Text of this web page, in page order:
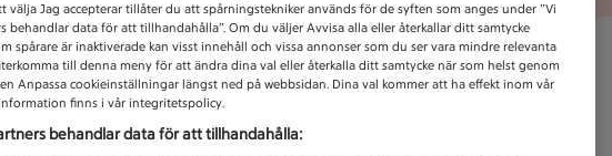
välja Jag accepterar tillåter du att spårningstekniker används för de syften som anges under ”Vi
behandlar data för att tillhandahålla”. Om du väljer Avvisa alla eller återkallar ditt samtycke
spårare är inaktiverade kan visst innehåll och vissa annonser som du ser vara mindre relevanta
till denna meny för att ändra dina val eller återkalla ditt samtycke när som helst genom
Anpassa cookieinställningar längst ned på webbsidan. Dina val kommer att ha effekt inom vår
finns i vår integritetspolicy.
behandlar data för att tillhandahålla: